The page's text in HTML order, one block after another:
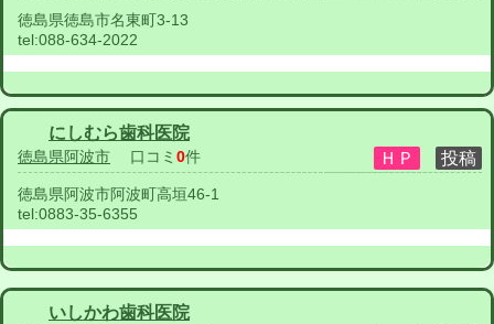
徳島県徳島市名東町3-13
tel:088-634-2022
にしむら歯科医院
徳島県阿波市 口コミ 0件
徳島県阿波市阿波町高垣46-1
tel:0883-35-6355
いしかわ歯科医院